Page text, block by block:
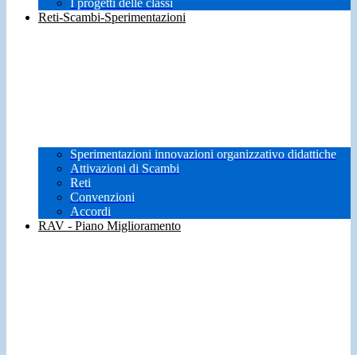
I progetti delle classi
Reti-Scambi-Sperimentazioni
Sperimentazioni innovazioni organizzativo didattiche
Attivazioni di Scambi
Reti
Convenzioni
Accordi
RAV - Piano Miglioramento